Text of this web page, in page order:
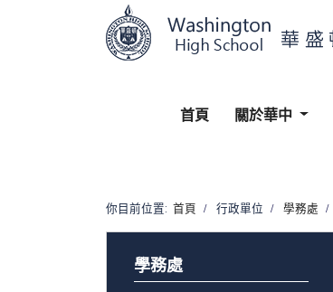
首頁 關於華中
你目前位置: 首頁 行政單位 學務處
學務處